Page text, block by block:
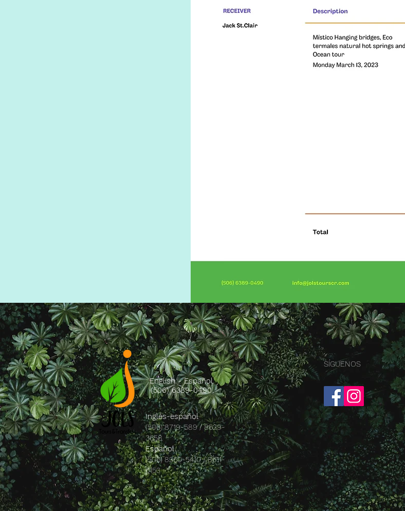
Inglés-español
(506) 8719-589 / 8629-
3658
Español
(506) 8360-5410 / 8611-
6153
English - Español
(506) 6389-0490
SÍGUENOS